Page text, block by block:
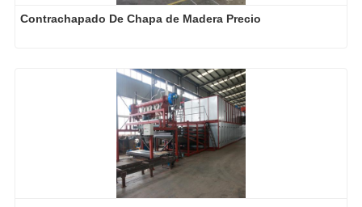
Contrachapado De Chapa de Madera Precio